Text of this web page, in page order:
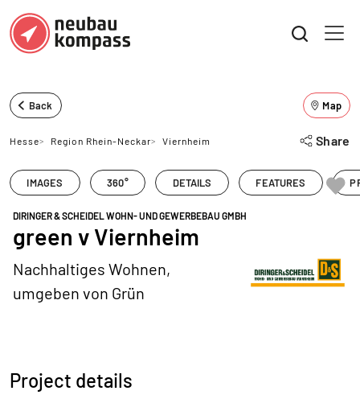
Back Map
Hesse> Region Rhein-Neckar> Viernheim Share
IMAGES 360° DETAILS FEATURES
DIRINGER & SCHEIDEL WOHN- UND GEWERBEBAU GMBH
green v Viernheim
Nachhaltiges Wohnen,
umgeben von Grün
Project details